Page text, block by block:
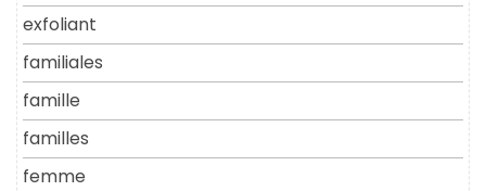
exfoliant
familiales
famille
familles
femme